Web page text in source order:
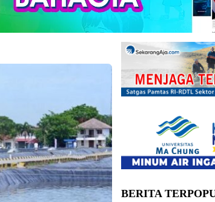
Budidaya (BLUPPB),
BERITA